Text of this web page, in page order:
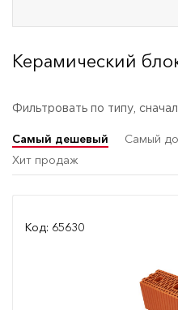
Керамический
Фильтровать по типу,
Самый дешевый Самый
Хит продаж
Код: 65630